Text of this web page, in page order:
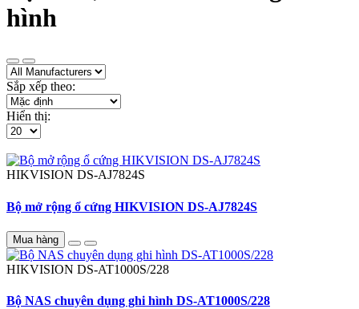
hình
Sắp xếp theo:
Hiển thị:
HIKVISION DS-AJ7824S
Bộ mở rộng ổ cứng HIKVISION DS-AJ7824S
Mua hàng
HIKVISION DS-AT1000S/228
Bộ NAS chuyên dụng ghi hình DS-AT1000S/228